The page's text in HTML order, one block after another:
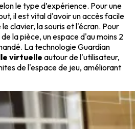
le type d’expérience. Pour une
il est vital d'avoir un accès facile
clavier, la souris et l'écran. Pour
la pièce, un espace d'au moins 2
La technologie Guardian
virtuelle autour de l'utilisateur,
de l'espace de jeu, améliorant